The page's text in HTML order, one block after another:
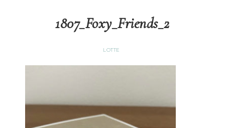
1807_Foxy_Friends_2
LOTTE